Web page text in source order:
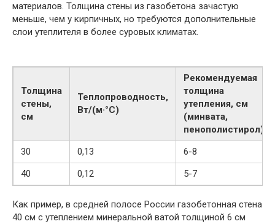
материалов. Толщина стены из газобетона зачастую
меньше, чем у кирпичных, но требуются дополнительные
слои утеплителя в более суровых климатах.
Толщина
стены,
см
Теплопроводность,
Вт/(м·°C)
Рекомендуемая
толщина
утепления, см
(минвата,
пенополистирол)
30
0,13
6-8
40
0,12 5-7
Как пример, в средней полосе России газобетонная стена
40 см с утеплением минеральной ватой толщиной 6 см